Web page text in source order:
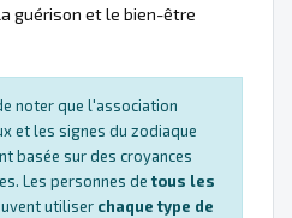
guérison et le bien-être
noter que l'association
et les signes du zodiaque
basée sur des croyances
Les personnes de tous les
utiliser chaque type de